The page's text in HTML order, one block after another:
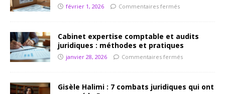
février 1, 2026 Commentaires fermés
Cabinet expertise comptable et audits
juridiques : méthodes et pratiques
janvier 28, 2026 Commentaires fermés
Gisèle Halimi : 7 combats juridiques qui ont